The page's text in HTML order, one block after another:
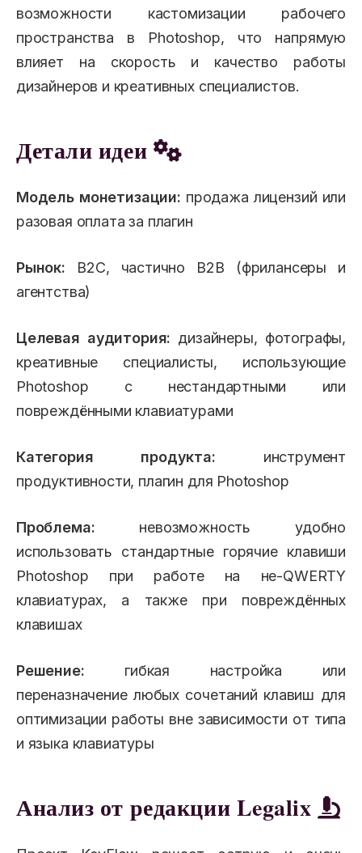
возможности кастомизации рабочего
пространства в Photoshop, что напрямую
влияет на скорость и качество работы
дизайнеров и креативных специалистов.
Детали идеи
Модель монетизации: продажа лицензий или
разовая оплата за плагин
Рынок: B2C, частично B2B (фрилансеры и
агентства)
Целевая аудитория: дизайнеры, фотографы,
креативные специалисты, использующие
Photoshop с нестандартными или
повреждёнными клавиатурами
Категория продукта: инструмент
продуктивности, плагин для Photoshop
Проблема: невозможность удобно
использовать стандартные горячие клавиши
Photoshop при работе на не-QWERTY
клавиатурах, а также при повреждённых
клавишах
Решение: гибкая настройка или
переназначение любых сочетаний клавиш для
оптимизации работы вне зависимости от типа
и языка клавиатуры
Анализ от редакции Legalix